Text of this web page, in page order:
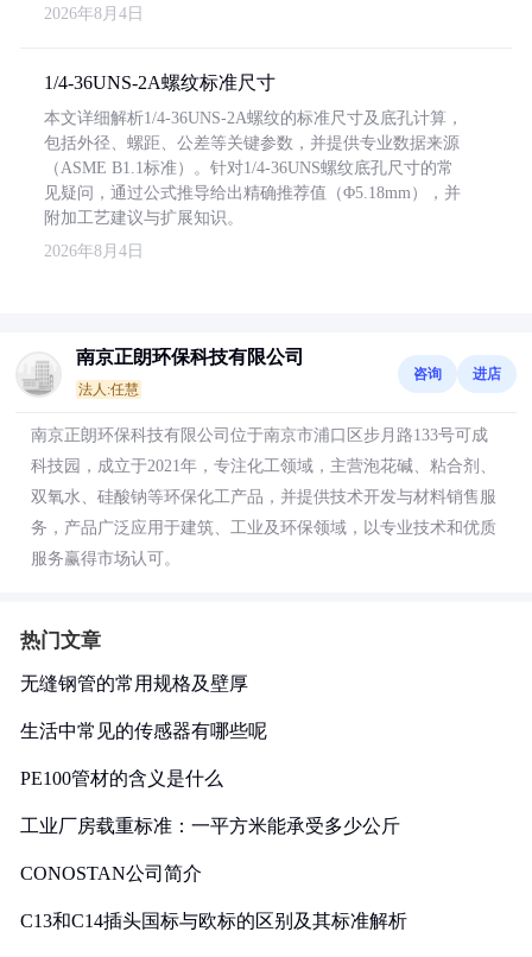
2026年8月4日
1/4-36UNS-2A螺纹标准尺寸
本文详细解析1/4-36UNS-2A螺纹的标准尺寸及底孔计算，
包括外径、螺距、公差等关键参数，并提供专业数据来源
（ASME B1.1标准）。针对1/4-36UNS螺纹底孔尺寸的常
见疑问，通过公式推导给出精确推荐值（Φ5.18mm），并
附加工艺建议与扩展知识。
2026年8月4日
南京正朗环保科技有限公司
法人:任慧
咨询 进店
南京正朗环保科技有限公司位于南京市浦口区步月路133号可成
科技园，成立于2021年，专注化工领域，主营泡花碱、粘合剂、
双氧水、硅酸钠等环保化工产品，并提供技术开发与材料销售服
务，产品广泛应用于建筑、工业及环保领域，以专业技术和优质
服务赢得市场认可。
热门文章
无缝钢管的常用规格及壁厚
生活中常见的传感器有哪些呢
PE100管材的含义是什么
工业厂房载重标准：一平方米能承受多少公斤
CONOSTAN公司简介
C13和C14插头国标与欧标的区别及其标准解析